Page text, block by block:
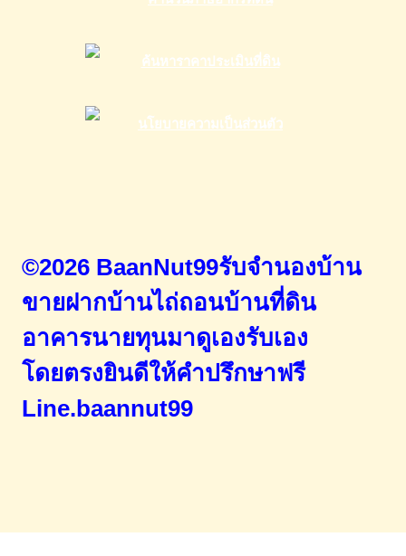
©2026 BaanNut99รับจำนองบ้าน
ขายฝากบ้านไถ่ถอนบ้านที่ดิน
อาคารนายทุนมาดูเองรับเอง
โดยตรงยินดีให้คำปรึกษาฟรี
Line.baannut99